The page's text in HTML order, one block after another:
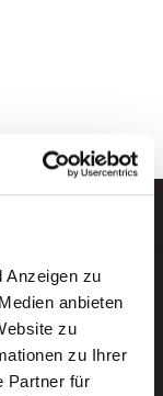
Anzeigen zu
anbieten
zu
zu Ihrer
Partner für
AWO